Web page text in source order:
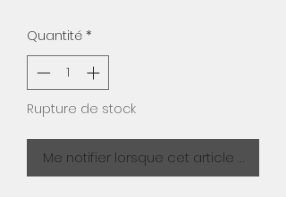
Quantité *
Rupture de stock
Me notifier lorsque cet article est